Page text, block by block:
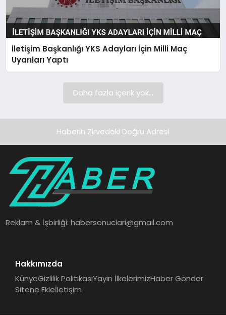
İletişim Başkanlığı YKS Adayları İçin Milli Maç
Uyarıları Yaptı
Daha fazla içerik yok...
Haberin Zirvedeki Doğru Adresi
Reklam & İşbirliği:habersonuclari@gmail.com
Hakkımızda
KünyeGizlilik PolitikasıYayın İlkelerimizHaber Gönder
Sitene Ekleİletişim